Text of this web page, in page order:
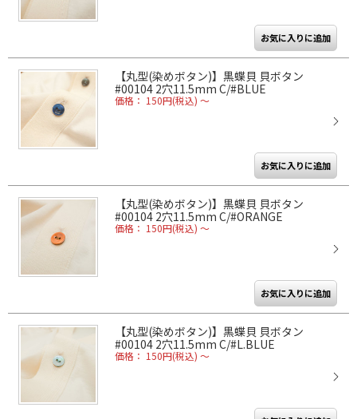
【丸型(染めボタン)】黒蝶貝 貝ボタン
#00104 2穴11.5mm C/#BLUE
価格： 150円(税込) ～
【丸型(染めボタン)】黒蝶貝 貝ボタン
#00104 2穴11.5mm C/#ORANGE
価格： 150円(税込) ～
【丸型(染めボタン)】黒蝶貝 貝ボタン
#00104 2穴11.5mm C/#L.BLUE
価格： 150円(税込) ～